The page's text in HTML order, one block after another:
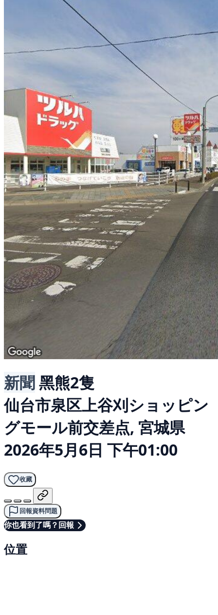
新聞黑熊2隻
仙台市泉区上谷刈ショッピン
グモール前交差点, 宮城県
2026年5月6日 下午01:00
收藏
回報資料問題
你也看到了嗎？回報
位置